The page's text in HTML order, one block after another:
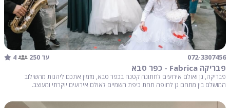
072-3307456 עד 250 4
פבריקה Fabrica - כפר סבא
פבריקה, גן ואולם אירועים לחתונה קטנה בכפר סבא, מזמין אתכם ליהנות מהשילוב
המושלם בין מתחם גן לחופה תחת כיפת השמיים לאולם אירועים יוקרתי ומעוצב.